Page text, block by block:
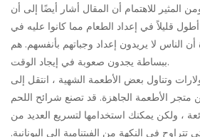
المثير للاهتمام أن المقال أشار أيضًا إلى أن
قليلاً في إعداد الطعام مما كانوا عليه في
الناس لا يريدون إعداد وجباتهم بأنفسهم. هم
ببساطة يجدون صعوبة في إيجاد الوقت.
وتناول بعض الأطعمة الشهية ، انتقل إلى
متجر الأطعمة الجاهزة. قد تصنع شرائح اللحم
، ولكن يمكنك استخدامها لتسريع العديد من
تتراوح في النكهة من الفيتنامية إلى اليونانية.